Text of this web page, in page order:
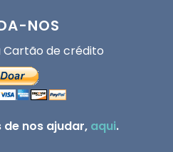
NOS
Cartão de crédito
nos ajudar, aqui.